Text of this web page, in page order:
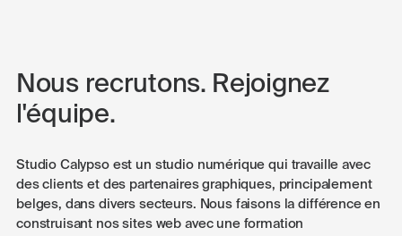
Nous recrutons. Rejoignez
l'équipe.
Studio Calypso est un studio numérique qui travaille avec
des clients et des partenaires graphiques, principalement
belges, dans divers secteurs. Nous faisons la différence en
construisant nos sites web avec une formation